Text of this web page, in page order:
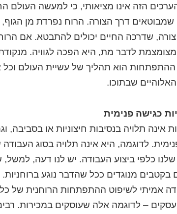
הזה אינו מציאותי, כי למעשה העולם
שמבוטאים דרך הצורה. הרוח נפרדת מן הגוף,
שדרכה החיים יכולים להתבטא. אם
מצומצמת לדבר מת, היא הפכה לגוויה.
ההתפתחות הוא תהליך של עשיית העולם וכל
שבתוכו.
כגישה פנימית
אינה תלויה בנסיבות חיצוניות או בסביבה,
לדוגמה, היא אינה תלויה בסוג
כלפי ביצוע העבודה. יש לנו דעה,
בקטבים מנוגדים ככל שהדבר נוגע
אמיתי לשיפוט ההתפתחות הרוחנית של
– לדוגמה אלה שעוסקים במכירות.